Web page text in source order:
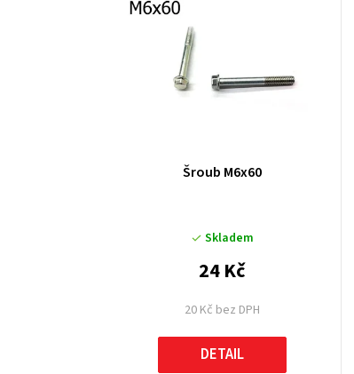
Šroub M6x60
Skladem
20 Kč bez DPH
24 Kč
DETAIL